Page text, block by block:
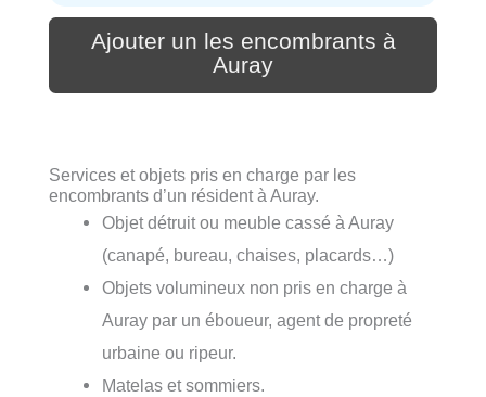
Ajouter un les encombrants à
Auray
Services et objets pris en charge par les
encombrants d’un résident à Auray.
Objet détruit ou meuble cassé à Auray
(canapé, bureau, chaises, placards…)
Objets volumineux non pris en charge à
Auray par un éboueur, agent de propreté
urbaine ou ripeur.
Matelas et sommiers.